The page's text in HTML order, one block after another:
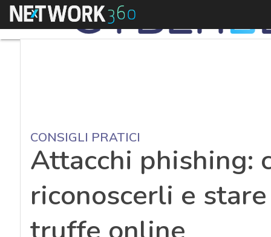
Menu
CONSIGLI PRATICI
Attacchi phishing:
riconoscerli e